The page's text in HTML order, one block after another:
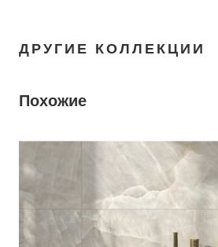
ДРУГИЕ КОЛЛЕКЦИИ
Похожие